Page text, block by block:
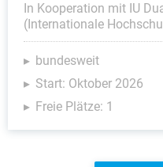
In Kooperation mit IU
(Internationale
bundesweit
Start: Oktober 2026
Freie Plätze: 1